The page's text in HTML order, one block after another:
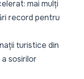
mai mulți
record pentru
turistice din
sosirilor